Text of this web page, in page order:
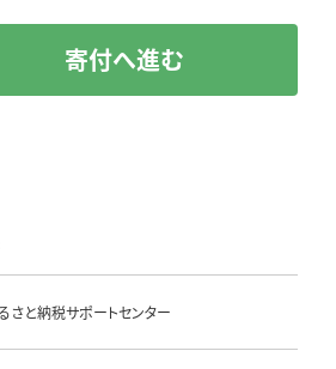
寄付へ進む
さと納税サポートセンター